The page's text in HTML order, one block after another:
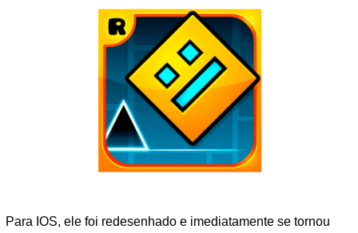
Para IOS, ele foi redesenhado e imediatamente se tornou